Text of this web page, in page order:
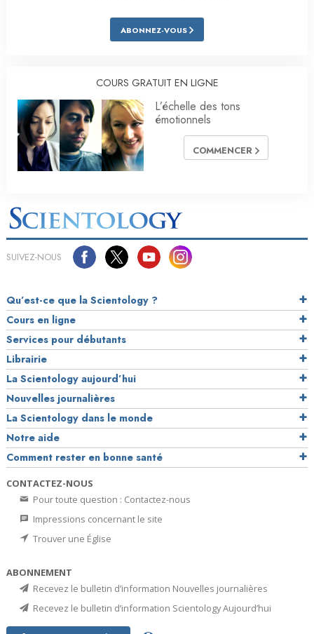
ABONNEZ-VOUS
COURS GRATUIT EN LIGNE
L’échelle des tons
émotionnels
COMMENCER
SUIVEZ-NOUS
Qu’est-ce que la Scientology ?
Cours en ligne
Services pour débutants
Librairie
La Scientology aujourd’hui
Nouvelles journalières
La Scientology dans le monde
Notre aide
Comment rester en bonne santé
CONTACTEZ-NOUS
Pour toute question : Contactez-nous
Impressions concernant le site
Trouver une Église
ABONNEMENT
Recevez le bulletin d’information Nouvelles journalières
Recevez le bulletin d’information Scientology Aujourd’hui